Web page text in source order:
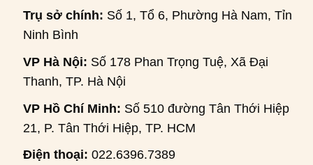
Trụ sở chính: Số 1, Tổ 6, Phường Hà Nam, Tỉnh
Ninh Bình
VP Hà Nội: Số 178 Phan Trọng Tuệ, Xã Đại
Thanh, TP. Hà Nội
VP Hồ Chí Minh: Số 510 đường Tân Thới Hiệp
21, P. Tân Thới Hiệp, TP. HCM
Điện thoại: 022.6396.7389